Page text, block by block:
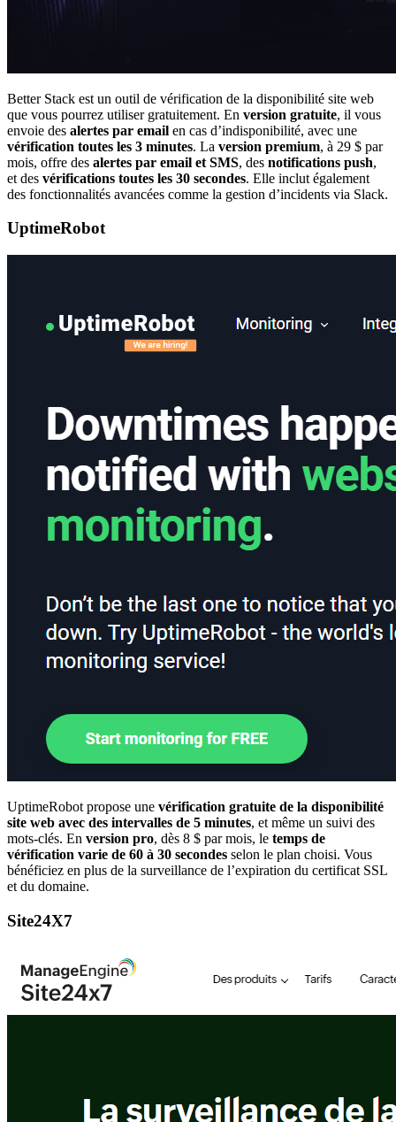
Better Stack est un outil de vérification de la disponibilité site web
que vous pourrez utiliser gratuitement. En version gratuite, il vous
envoie des alertes par email en cas d’indisponibilité, avec une
vérification toutes les 3 minutes. La version premium, à 29 $ par
mois, offre des alertes par email et SMS, des notifications push,
et des vérifications toutes les 30 secondes. Elle inclut également
des fonctionnalités avancées comme la gestion d’incidents via Slack.
UptimeRobot
UptimeRobot propose une vérification gratuite de la disponibilité
site web avec des intervalles de 5 minutes, et même un suivi des
mots-clés. En version pro, dès 8 $ par mois, le temps de
vérification varie de 60 à 30 secondes selon le plan choisi. Vous
bénéficiez en plus de la surveillance de l’expiration du certificat SSL
et du domaine.
Site24X7